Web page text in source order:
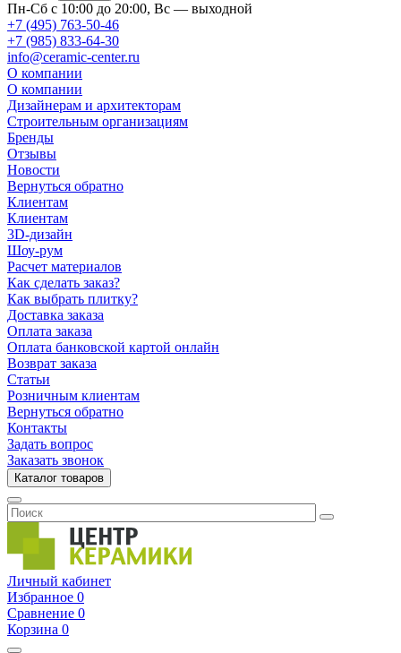
Пн-Сб с 10:00 до 20:00, Вс — выходной
+7 (495) 763-50-46
+7 (985) 833-64-30
info@ceramic-center.ru
О компании
О компании
Дизайнерам и архитекторам
Строительным организациям
Бренды
Отзывы
Новости
Вернуться обратно
Клиентам
Клиентам
3D-дизайн
Шоу-рум
Расчет материалов
Как сделать заказ?
Как выбрать плитку?
Доставка заказа
Оплата заказа
Оплата банковской картой онлайн
Возврат заказа
Статьи
Розничным клиентам
Вернуться обратно
Контакты
Задать вопрос
Заказать звонок
Каталог товаров
Личный кабинет
Избранное 0
Сравнение 0
Корзина 0